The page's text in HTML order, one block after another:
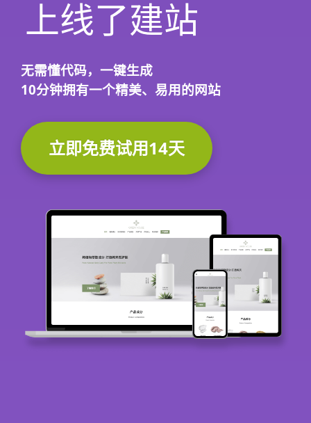
上线了建站
无需懂代码， 一键生成
10分钟拥有一个精美、易用的网站
立即免费试用14天